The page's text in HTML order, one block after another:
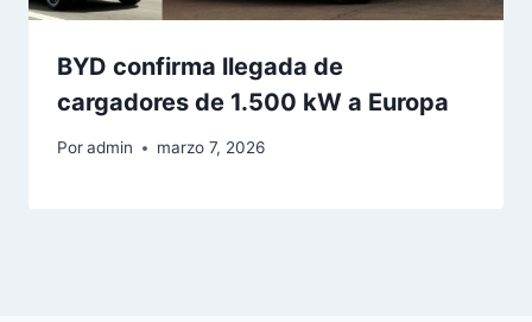
BYD confirma llegada de
cargadores de 1.500 kW a Europa
Poradmin marzo 7, 2026